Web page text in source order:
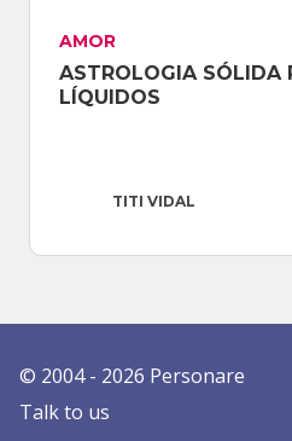
AMOR
ASTROLOGIA SÓLIDA
LÍQUIDOS
TITI VIDAL
© 2004 - 2026 Personare
Talk to us